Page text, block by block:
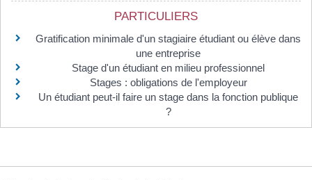
PARTICULIERS
Gratification minimale d'un stagiaire étudiant ou élève dans
une entreprise
Stage d'un étudiant en milieu professionnel
Stages : obligations de l'employeur
Un étudiant peut-il faire un stage dans la fonction publique
?